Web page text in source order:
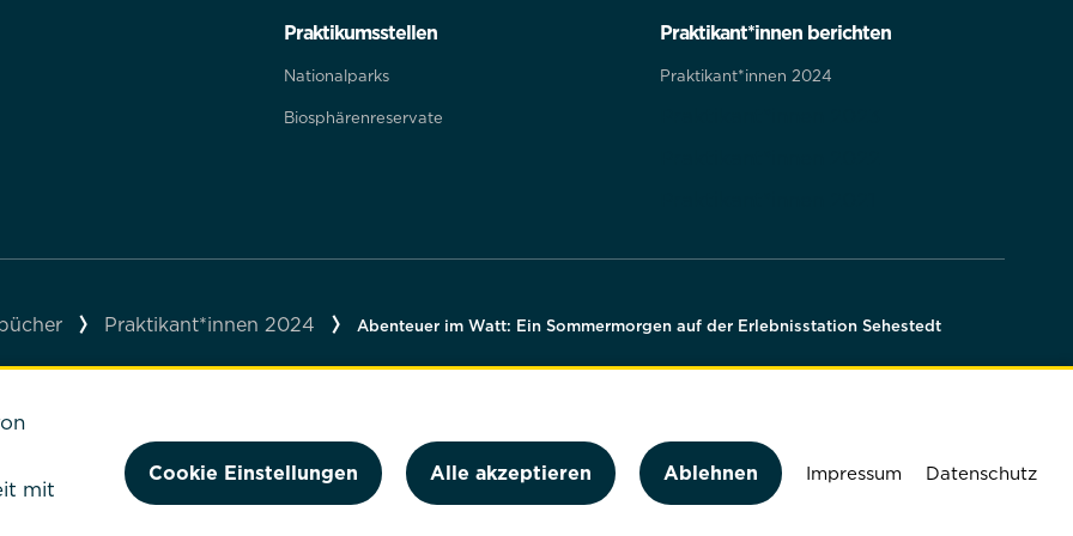
Praktikumsstellen
Nationalparks
Biosphärenreservate
Praktikant*innen berichten
Praktikant*innen 2024
Praktikant*innen 2024 Abenteuer im Watt: Ein Sommermorgen auf der Erlebnisstation Sehestedt
Cookie Einstellungen
mit
Cookie Einstellungen Alle akzeptieren Ablehnen Impressum Datenschutz